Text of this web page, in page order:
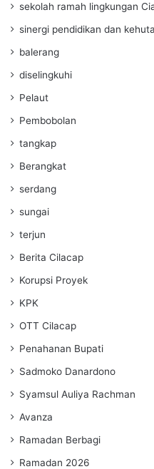
sekolah ramah lingkungan
sinergi pendidikan dan
balerang
diselingkuhi
Pelaut
Pembobolan
tangkap
Berangkat
serdang
sungai
terjun
Berita Cilacap
Korupsi Proyek
KPK
OTT Cilacap
Penahanan Bupati
Sadmoko Danardono
Syamsul Auliya Rachman
Avanza
Ramadan Berbagi
Ramadan 2026